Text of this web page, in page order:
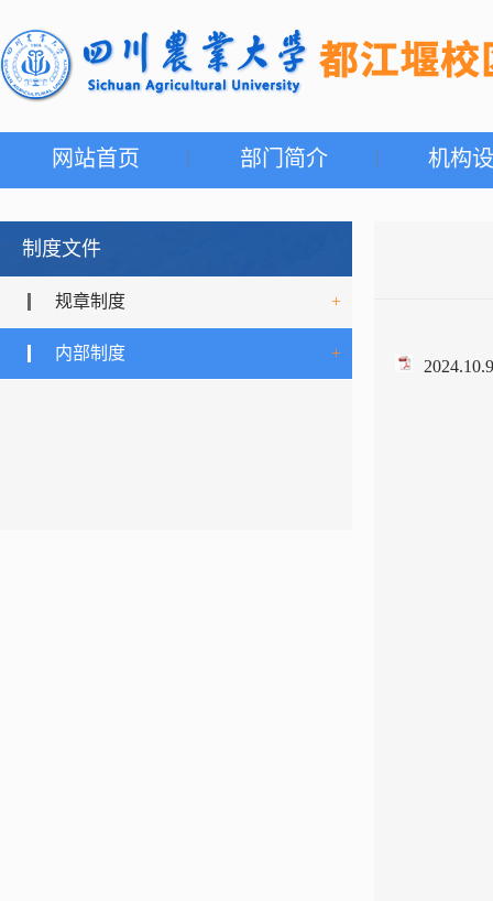
网站首页 部门简介 机构
制度文件
规章制度 +
内部制度 +